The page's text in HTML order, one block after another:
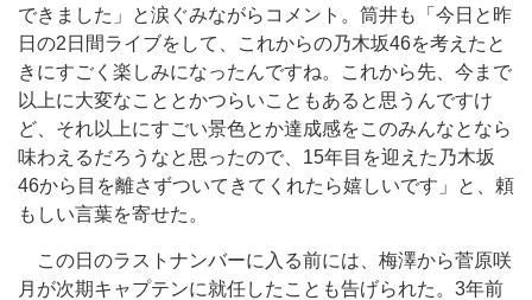
できました」と涙ぐみながらコメント。筒井も「今日と昨
日の2日間ライブをして、これからの乃木坂46を考えたと
きにすごく楽しみになったんですね。これから先、今まで
以上に大変なこととかつらいこともあると思うんですけ
ど、それ以上にすごい景色とか達成感をこのみんなとなら
味わえるだろうなと思ったので、15年目を迎えた乃木坂
46から目を離さずついてきてくれたら嬉しいです」と、頼
もしい言葉を寄せた。
この日のラストナンバーに入る前には、梅澤から菅原咲
月が次期キャプテンに就任したことも告げられた。3年前